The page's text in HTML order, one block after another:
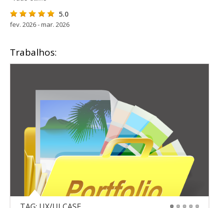
5.0
fev. 2026 - mar. 2026
Trabalhos: